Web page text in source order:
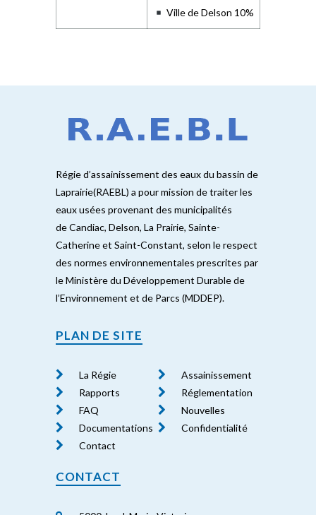
Ville de Delson 10%
Régie d’assainissement des eaux du bassin de
Laprairie(RAEBL) a pour mission de traiter les
eaux usées provenant des municipalités
de Candiac, Delson, La Prairie, Sainte-
Catherine et Saint-Constant, selon le respect
des normes environnementales prescrites par
le Ministère du Développement Durable de
l’Environnement et de Parcs (MDDEP).
PLAN DE SITE
La Régie
Assainissement
Rapports
Réglementation
FAQ
Nouvelles
Documentations
Confidentialité
Contact
CONTACT